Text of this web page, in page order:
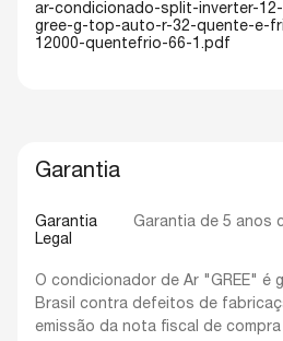
ar-condicionado-split-inverter-
gree-g-top-auto-r-32-quente-e-
12000-quentefrio-66-1.pdf
Garantia
Garantia
Legal
Garantia de 5 anos
O condicionador de Ar "GREE" é
Brasil contra defeitos de
emissão da nota fiscal de compra